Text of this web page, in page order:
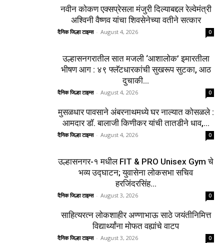
नवीन कोकण एक्सप्रेसला मंजुरी दिल्याबद्दल रेल्वेमंत्री
अश्विनी वैष्णव यांचा शिवसेनेच्या वतीने सत्कार
दैनिक जिल्हा टाइम्स - August 4, 2026 0
उल्हासनगरातील सात मजली ‘आशालोक’ इमारतीला
भीषण आग : ४९ फ्लॅटधारकांची सुखरूप सुटका, आठ
दुचाकी...
दैनिक जिल्हा टाइम्स - August 4, 2026 0
मुसळधार पावसाने अंबरनाथमध्ये घर नाल्यात कोसळले :
आमदार डॉ. बालाजी किणीकर यांची तातडीने धाव,...
दैनिक जिल्हा टाइम्स - August 4, 2026 0
उल्हासनगर-१ मधील FIT & PRO Unisex Gym चे
भव्य उद्घाटन; युवासेना लोकसभा सचिव
हरजिंदरसिंह...
दैनिक जिल्हा टाइम्स - August 3, 2026 0
साहित्यरत्न लोकशाहीर अण्णाभाऊ साठे जयंतीनिमित्त
विद्यार्थ्यांना मोफत वह्यांचे वाटप
दैनिक जिल्हा टाइम्स - August 3, 2026 0